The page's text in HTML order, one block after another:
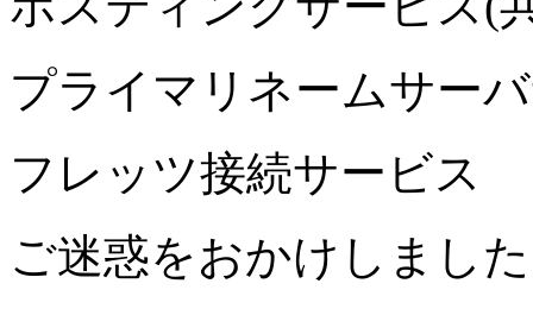
プライマリネームサー
フレッツ接続サービス
ご迷惑をおかけしまし